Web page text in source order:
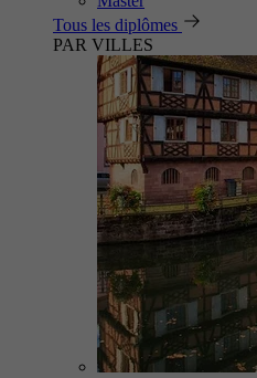
Tous les diplômes
PAR VILLES